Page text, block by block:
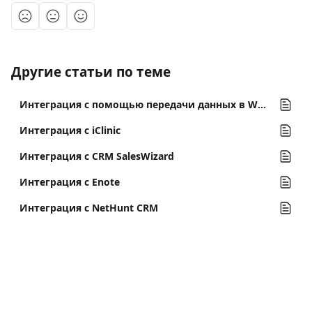
Другие статьи по теме
Интеграция с помощью передачи данных в WebHooks
Интеграция с iClinic
Интеграция с CRM SalesWizard
Интеграция с Enote
Интеграция с NetHunt CRM